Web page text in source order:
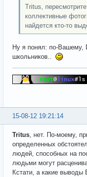
Tritus,
коллективные
найдется кто-то
Ну я понял: по-Вашему,
школьников..
15-08-12 19:21:14
Tritus , нет. По-моему,
определенных
людей, способных на
людьми могут
Кстати, а какие выводы